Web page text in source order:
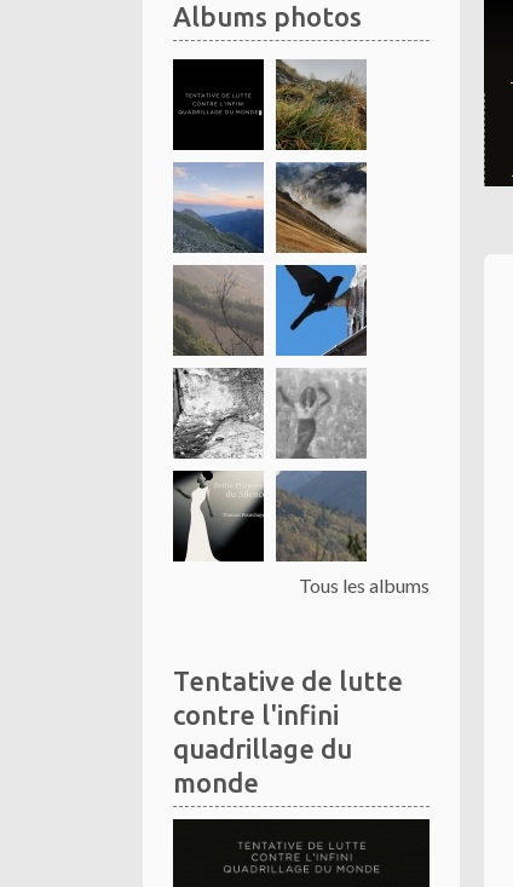
Albums photos
Tous les albums
Tentative de lutte
contre l'infini
quadrillage du
monde